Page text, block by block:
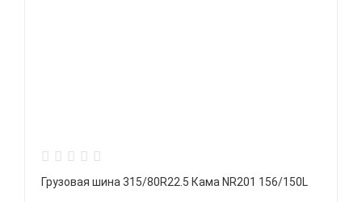
Грузовая шина 315/80R22.5 Кама NR201 156/150L